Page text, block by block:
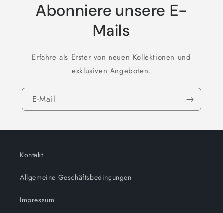
Abonniere unsere E-
Mails
Erfahre als Erster von neuen Kollektionen und
exklusiven Angeboten.
E-Mail
Kontakt
Allgemeine Geschäftsbedingungen
Impressum